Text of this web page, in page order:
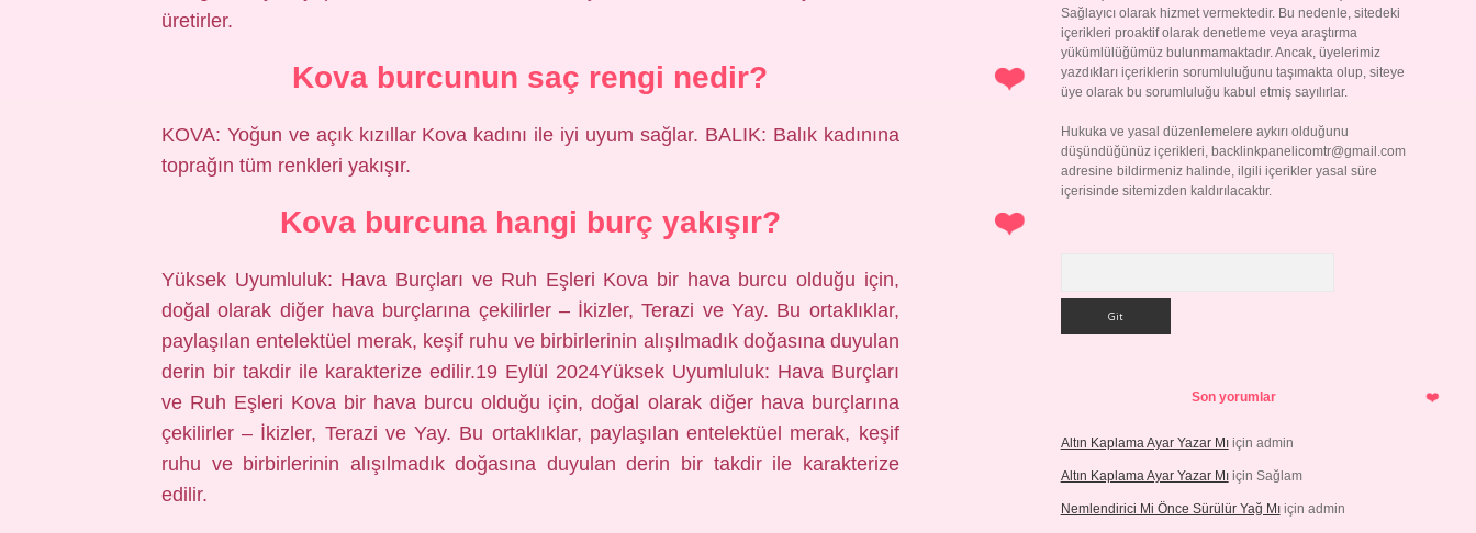
üretirler.
Kova burcunun saç rengi nedir?
KOVA: Yoğun ve açık kızıllar Kova kadını ile iyi uyum sağlar. BALIK: Balık kadınına
toprağın tüm renkleri yakışır.
Kova burcuna hangi burç yakışır?
Yüksek Uyumluluk: Hava Burçları ve Ruh Eşleri Kova bir hava burcu olduğu için,
doğal olarak diğer hava burçlarına çekilirler – İkizler, Terazi ve Yay. Bu ortaklıklar,
paylaşılan entelektüel merak, keşif ruhu ve birbirlerinin alışılmadık doğasına duyulan
derin bir takdir ile karakterize edilir.19 Eylül 2024Yüksek Uyumluluk: Hava Burçları
ve Ruh Eşleri Kova bir hava burcu olduğu için, doğal olarak diğer hava burçlarına
çekilirler – İkizler, Terazi ve Yay. Bu ortaklıklar, paylaşılan entelektüel merak, keşif
ruhu ve birbirlerinin alışılmadık doğasına duyulan derin bir takdir ile karakterize
edilir.
Sağlayıcı olarak hizmet vermektedir. Bu nedenle, sitedeki
içerikleri proaktif olarak denetleme veya araştırma
yükümlülüğümüz bulunmamaktadır. Ancak, üyelerimiz
yazdıkları içeriklerin sorumluluğunu taşımakta olup, siteye
üye olarak bu sorumluluğu kabul etmiş sayılırlar.
Hukuka ve yasal düzenlemelere aykırı olduğunu
düşündüğünüz içerikleri, backlinkpanelicomtr@gmail.com
adresine bildirmeniz halinde, ilgili içerikler yasal süre
içerisinde sitemizden kaldırılacaktır.
Son yorumlar
Altın Kaplama Ayar Yazar Mıiçin admin
Altın Kaplama Ayar Yazar Mıiçin Sağlam
Nemlendirici Mi Önce Sürülür Yağ Mıiçin admin